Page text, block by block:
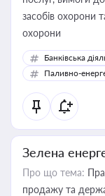
засобів охорони
охорони
Банківська
Паливно-
Зелена
Про що тема:
продажу та